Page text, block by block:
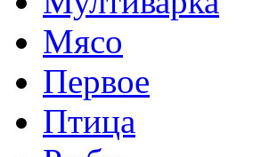
Мясо
Первое
Птица